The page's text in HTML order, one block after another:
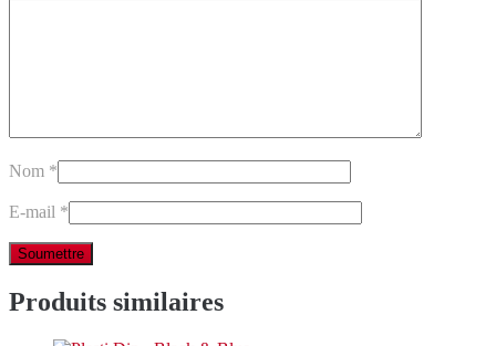
Nom *
E-mail *
Produits similaires